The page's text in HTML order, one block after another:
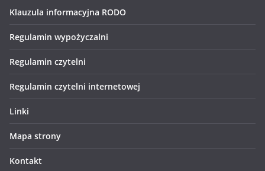
Klauzula informacyjna RODO
Regulamin wypożyczalni
Regulamin czytelni
Regulamin czytelni internetowej
Linki
Mapa strony
Kontakt